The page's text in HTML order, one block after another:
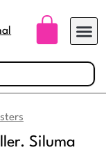
Siluma